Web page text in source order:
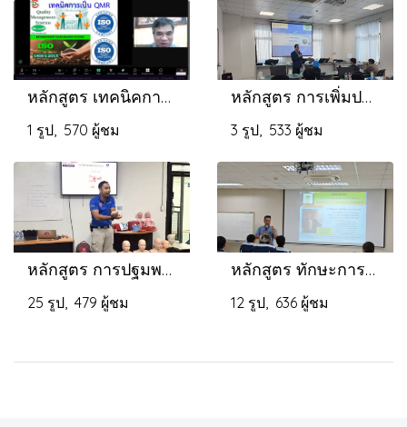
หลักสูตร เทคนิคการเป็น QMR
1 รูป, 570 ผู้ชม
หลักสูตร การเพิ่มประสิทธิภาพในการทำงานและเพิ่มผลผลิต
3 รูป, 533 ผู้ชม
หลักสูตร การปฐมพยาบาลและกู้ชีพเบื้องต้น
25 รูป, 479 ผู้ชม
หลักสูตร ทักษะการบริหารสำหรับการเตรียมพร้อมการเป็นหัวหน้างาน
12 รูป, 636 ผู้ชม